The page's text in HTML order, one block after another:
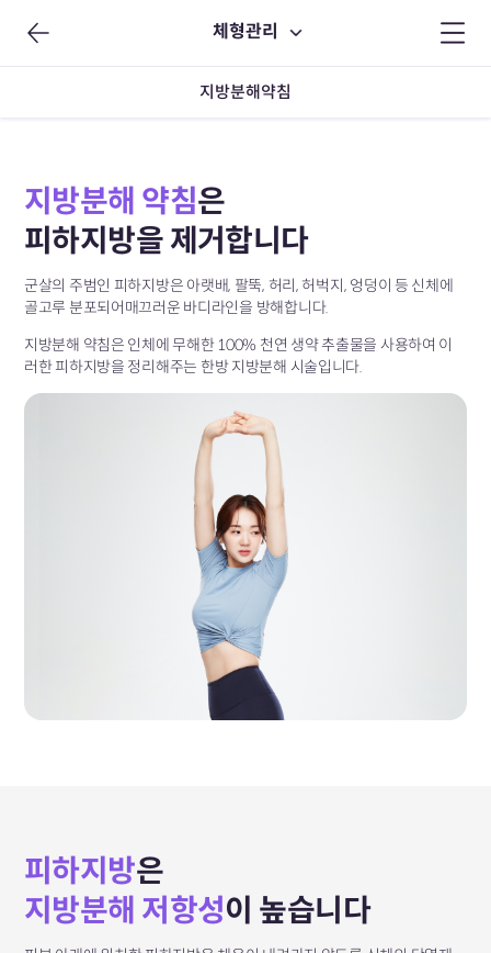
체형관리
지방분해약침
지방분해 약침은
피하지방을 제거합니다
군살의 주범인 피하지방은 아랫배, 팔뚝, 허리, 허벅지, 엉덩이 등 신체에
골고루 분포되어​매끄러운 바디라인을 방해합니다.
지방분해 약침은 인체에 무해한 100% 천연 생약추출물을 사용하여 이
러한 피하지방을 정리해주는 한방 지방분해 시술입니다.
피하지방은
지방분해 저항성이 높습니다